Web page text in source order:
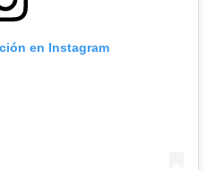
en Instagram